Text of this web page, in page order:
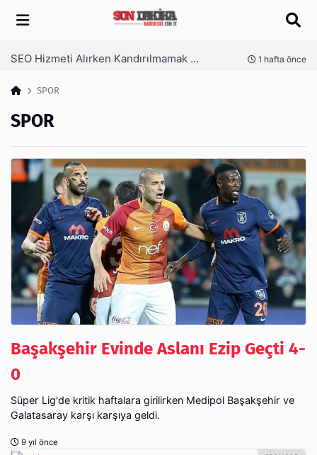
Arama
SEO Hizmeti Alırken Kandırılmamak İçin Bilinmesi Gerekenler 1 hafta önce
SPOR
SPOR
Başakşehir Evinde Aslanı Ezip Geçti 4-
0
Süper Lig'de kritik haftalara girilirken Medipol Başakşehir ve
Galatasaray karşı karşıya geldi.
9 yıl önce